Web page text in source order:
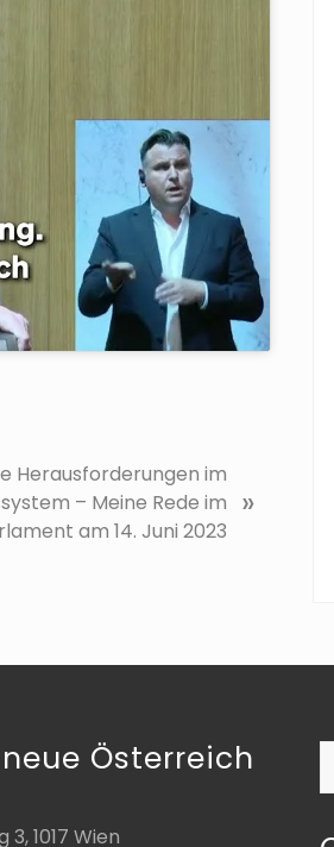
Herausforderungen im
– Meine Rede im
am 14. Juni 2023
»
neue Österreich
3, 1017 Wien